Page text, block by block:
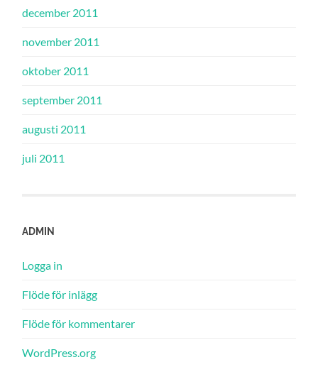
december 2011
november 2011
oktober 2011
september 2011
augusti 2011
juli 2011
ADMIN
Logga in
Flöde för inlägg
Flöde för kommentarer
WordPress.org